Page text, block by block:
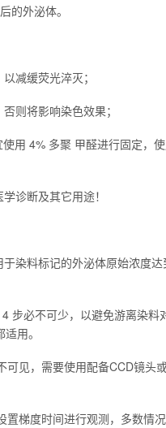
的外泌体。
减缓荧光淬灭；
则将影响染色效果；
用 4% 多聚 甲醛进行固定，
诊断及其它用途！
染料标记的外泌体原始浓度
步必不可少，以避免游离染料
用。
见，需要使用配备CCD镜头
梯度时间进行观测，多数情